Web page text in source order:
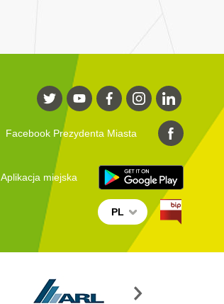
Facebook Prezydenta Miasta
Aplikacja miejska
PL